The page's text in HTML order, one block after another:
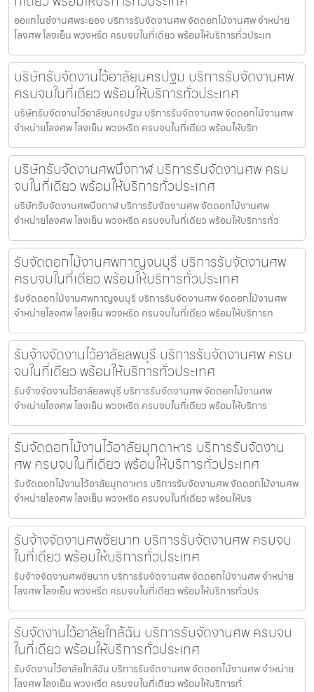
ออแกไนซ์งานศพระยอง บริการรับจัดงานศพ จัดดอกไม้งานศพ จำหน่าย
โลงศพ โลงเย็น พวงหรีด ครบจบในที่เดียว พร้อมให้บริการทั่วประเท
บริษัทรับจัดงานไว้อาลัยนครปฐม บริการรับจัดงานศพ
ครบจบในที่เดียว พร้อมให้บริการทั่วประเทศ
บริษัทรับจัดงานไว้อาลัยนครปฐม บริการรับจัดงานศพ จัดดอกไม้งานศพ
จำหน่ายโลงศพ โลงเย็น พวงหรีด ครบจบในที่เดียว พร้อมให้บริก
บริษัทรับจัดงานศพบึงกาฬ บริการรับจัดงานศพ ครบ
จบในที่เดียว พร้อมให้บริการทั่วประเทศ
บริษัทรับจัดงานศพบึงกาฬ บริการรับจัดงานศพ จัดดอกไม้งานศพ
จำหน่ายโลงศพ โลงเย็น พวงหรีด ครบจบในที่เดียว พร้อมให้บริการทั่ว
รับจัดดอกไม้งานศพกาญจนบุรี บริการรับจัดงานศพ
ครบจบในที่เดียว พร้อมให้บริการทั่วประเทศ
รับจัดดอกไม้งานศพกาญจนบุรี บริการรับจัดงานศพ จัดดอกไม้งานศพ
จำหน่ายโลงศพ โลงเย็น พวงหรีด ครบจบในที่เดียว พร้อมให้บริการท
รับจ้างจัดงานไว้อาลัยลพบุรี บริการรับจัดงานศพ ครบ
จบในที่เดียว พร้อมให้บริการทั่วประเทศ
รับจ้างจัดงานไว้อาลัยลพบุรี บริการรับจัดงานศพ จัดดอกไม้งานศพ
จำหน่ายโลงศพ โลงเย็น พวงหรีด ครบจบในที่เดียว พร้อมให้บริการ
รับจัดดอกไม้งานไว้อาลัยมุกดาหาร บริการรับจัดงาน
ศพ ครบจบในที่เดียว พร้อมให้บริการทั่วประเทศ
รับจัดดอกไม้งานไว้อาลัยมุกดาหาร บริการรับจัดงานศพ จัดดอกไม้งานศพ
จำหน่ายโลงศพ โลงเย็น พวงหรีด ครบจบในที่เดียว พร้อมให้บร
รับจ้างจัดงานศพชัยนาท บริการรับจัดงานศพ ครบจบ
ในที่เดียว พร้อมให้บริการทั่วประเทศ
รับจ้างจัดงานศพชัยนาท บริการรับจัดงานศพ จัดดอกไม้งานศพ จำหน่าย
โลงศพ โลงเย็น พวงหรีด ครบจบในที่เดียว พร้อมให้บริการทั่วปร
รับจัดงานไว้อาลัยใกล้ฉัน บริการรับจัดงานศพ ครบจบ
ในที่เดียว พร้อมให้บริการทั่วประเทศ
รับจัดงานไว้อาลัยใกล้ฉัน บริการรับจัดงานศพ จัดดอกไม้งานศพ จำหน่าย
โลงศพ โลงเย็น พวงหรีด ครบจบในที่เดียว พร้อมให้บริการทั่